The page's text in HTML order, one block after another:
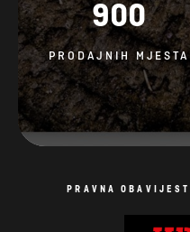
900
PRODAJNIH MJESTA
PRAVNA OBAVIJEST